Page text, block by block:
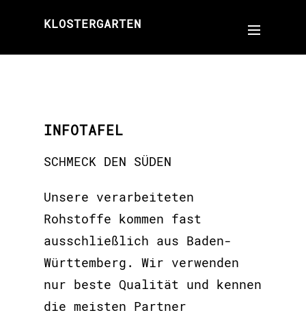
KLOSTERGARTEN
INFOTAFEL
SCHMECK DEN SÜDEN
Unsere verarbeiteten
Rohstoffe kommen fast
ausschließlich aus Baden-
Württemberg. Wir verwenden
nur beste Qualität und kennen
die meisten Partner